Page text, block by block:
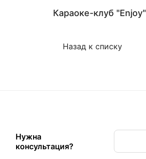
Караоке-клуб "Enjoy"
Назад к списку
Нужна
консультация?